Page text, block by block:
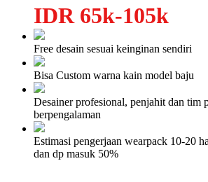
IDR 65k-105k
Free desain sesuai keinginan sendiri
Bisa Custom warna kain model baju
Desainer profesional, penjahit dan tim
berpengalaman
Estimasi pengerjaan wearpack 10-20
dan dp masuk 50%